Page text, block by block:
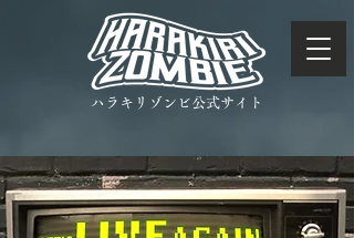
ハラキリゾンビ公式サイト